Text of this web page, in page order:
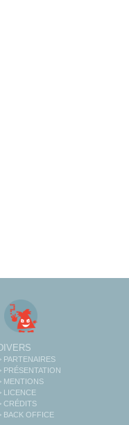
PARTENAIRES
PRÉSENTATION
MENTIONS
LICENCE
CRÉDITS
BACK OFFICE